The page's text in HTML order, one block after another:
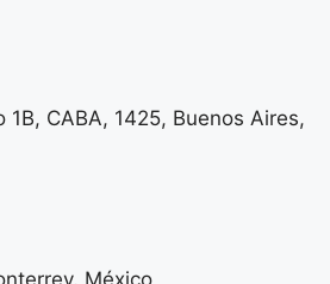
CABA, 1425, Buenos Aires,